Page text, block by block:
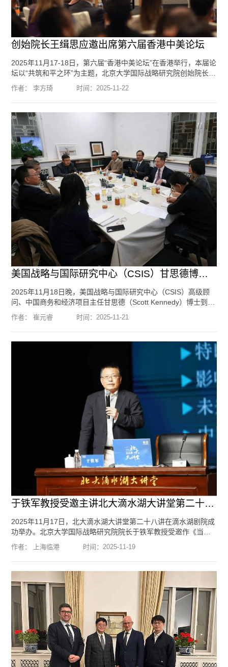
创始院长王缉思应邀出席第六届香港中美论坛
2025年11月17-18日，第六届“香港中美论坛”在香港举行，本届论
坛以“共筑和平之环”为主题，北京大学国际战略研究院创始院长、
国际关系学院教授王缉思应邀出席。11月17日，王缉思教授出席
了主题为“权力、伙伴关系与新秩序”的高层对话，与美国前贸易代
华大使、驻美大使拉奥琦（Nirupama Rao）围绕全球化走向，中
美竞争背景下的各国抉择，以及在全球危机背景下的合作空间展
开了深入讨论。...
作者： 李方琦 时间：2025-11-22
美国战略与国际研究中心（CSIS）甘思德博士到访北京大学国际战略研...
2025年11月18日晚，美国战略与国际研究中心（CSIS）高级顾
问、中国商务和经济项目主任甘思德（Scott Kennedy）博士到访
北京大学国际战略研究院。我院院长于铁军教授，副院长归泳涛
副教授，北京大学国际关系学院助理教授刘璐，北京大学历史学
院特约研究员、北京大学外国语学院吴冰冰副教授，北京大学教
育学院张冉副教授，北京大学国际关系学院博士后、助理研究员
作者： 崔元睿 时间：2025-11-21
于铁军教授受邀主讲北大滴水湖大讲堂第二十八讲
2025年11月17日，北大滴水湖大讲堂第二十八讲在滴水湖剧院成
功举办。北京大学国际战略研究院院长于铁军教授受邀作《当前
中美日关系及其对东亚安全的影响》专题讲座。讲座现场，于铁
军教授从釜山“习特会”与日本首相高市早苗涉台错误言论等热点事
金融危机后中美关系逐步下行，伴随2010年中国GDP超越日本，
亚太战略格局发生深刻调整，中美双方在经济、科技、安全等全
领域竞争态势日益显现。...
作者： 上海临港 时间：2025-11-19